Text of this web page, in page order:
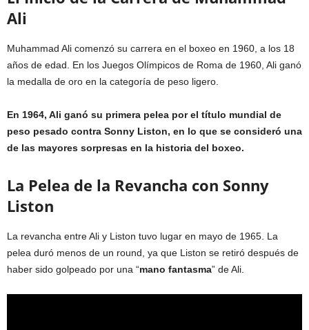
Ali
Muhammad Ali comenzó su carrera en el boxeo en 1960, a los 18
años de edad. En los Juegos Olímpicos de Roma de 1960, Ali ganó
la medalla de oro en la categoría de peso ligero.
En 1964, Ali ganó su primera pelea por el título mundial de
peso pesado contra Sonny Liston, en lo que se consideró una
de las mayores sorpresas en la historia del boxeo.
La Pelea de la Revancha con Sonny
Liston
La revancha entre Ali y Liston tuvo lugar en mayo de 1965. La
pelea duró menos de un round, ya que Liston se retiró después de
haber sido golpeado por una “mano fantasma” de Ali.